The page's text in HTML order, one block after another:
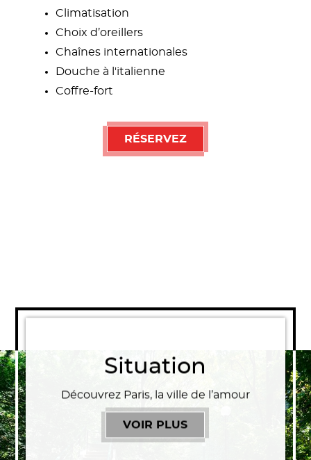
Climatisation
Choix d’oreillers
Chaînes internationales
Douche à l'italienne
Coffre-fort
RÉSERVEZ
Situation
Découvrez Paris, la ville de l’amour
VOIR PLUS